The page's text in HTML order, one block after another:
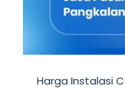
Harga Instalasi